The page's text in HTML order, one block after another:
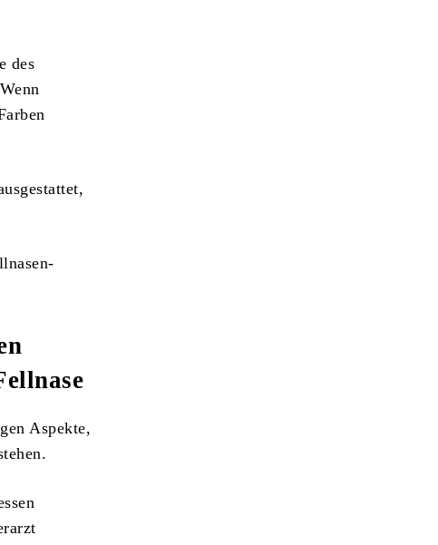
des
Aspekte,